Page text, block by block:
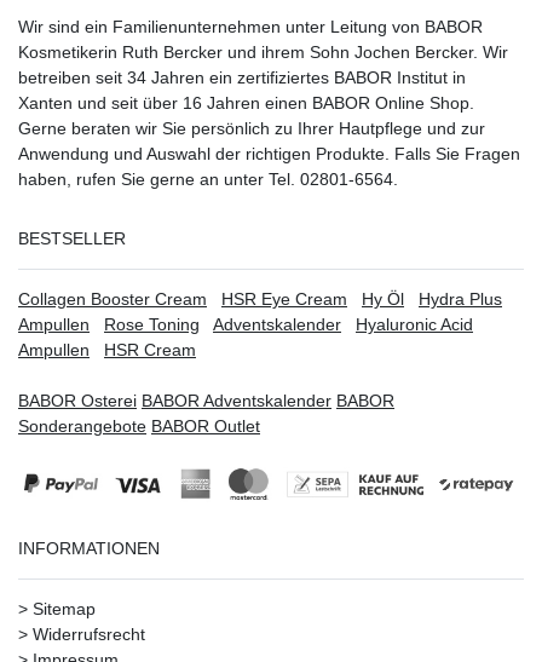
Wir sind ein Familienunternehmen unter Leitung von BABOR
Kosmetikerin Ruth Bercker und ihrem Sohn Jochen Bercker. Wir
betreiben seit 34 Jahren ein zertifiziertes BABOR Institut in
Xanten und seit über 16 Jahren einen BABOR Online Shop.
Gerne beraten wir Sie persönlich zu Ihrer Hautpflege und zur
Anwendung und Auswahl der richtigen Produkte. Falls Sie Fragen
haben, rufen Sie gerne an unter Tel. 02801-6564.
BESTSELLER
Collagen Booster Cream HSR Eye Cream Hy Öl
Hydra Plus
Ampullen
Rose Toning Adventskalender
Hyaluronic Acid
Ampullen
HSR Cream
BABOR Osterei BABOR Adventskalender BABOR
Sonderangebote BABOR Outlet
INFORMATIONEN
> Sitemap
> Widerrufsrecht